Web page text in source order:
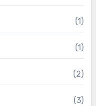
(1)
(1)
(2)
(3)